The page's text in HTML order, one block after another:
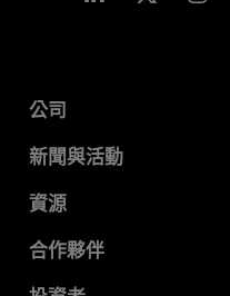
公司
關於 AMD
企業責任
招聘
聯絡我們
新聞與活動
新聞室
媒體庫
資源
開發者中心
合作夥伴